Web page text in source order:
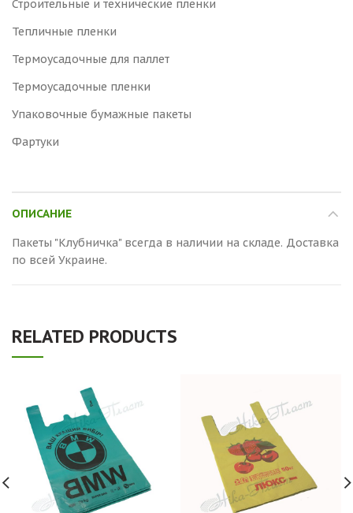
Строительные и технические пленки
Тепличные пленки
Термоусадочные для паллет
Термоусадочные пленки
Упаковочные бумажные пакеты
Фартуки
ОПИСАНИЕ
Пакеты "Клубничка" всегда в наличии на складе. Доставка
по всей Украине.
RELATED PRODUCTS